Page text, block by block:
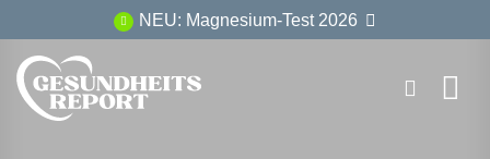
Inhalt
springen
NEU: Magnesium-Test 2026